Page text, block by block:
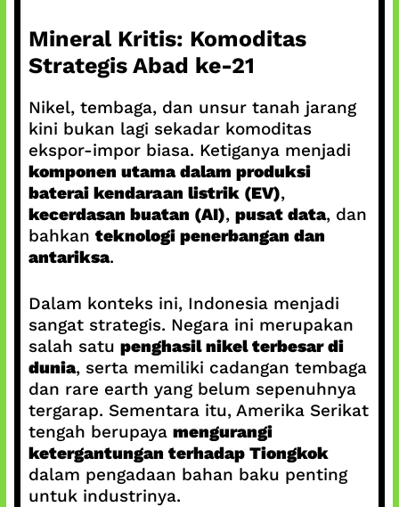
Mineral Kritis: Komoditas
Strategis Abad ke-21
Nikel, tembaga, dan unsur tanah jarang
kini bukan lagi sekadar komoditas
ekspor-impor biasa. Ketiganya menjadi
komponen utama dalam produksi
baterai kendaraan listrik (EV),
kecerdasan buatan (AI), pusat data, dan
bahkan teknologi penerbangan dan
antariksa.
Dalam konteks ini, Indonesia menjadi
sangat strategis. Negara ini merupakan
salah satu penghasil nikel terbesar di
dunia, serta memiliki cadangan tembaga
dan rare earth yang belum sepenuhnya
tergarap. Sementara itu, Amerika Serikat
tengah berupaya mengurangi
ketergantungan terhadap Tiongkok
dalam pengadaan bahan baku penting
untuk industrinya.